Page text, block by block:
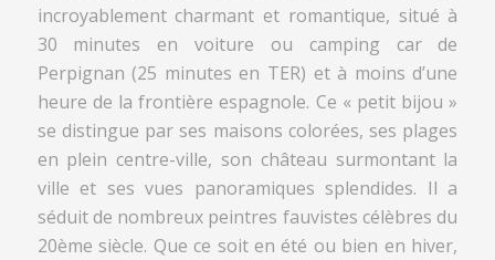
incroyablement charmant et romantique, situé à
30 minutes en voiture ou camping car de
Perpignan (25 minutes en TER) et à moins d’une
heure de la frontière espagnole. Ce « petit bijou »
se distingue par ses maisons colorées, ses plages
en plein centre-ville, son château surmontant la
ville et ses vues panoramiques splendides. Il a
séduit de nombreux peintres fauvistes célèbres du
20ème siècle. Que ce soit en été ou bien en hiver,